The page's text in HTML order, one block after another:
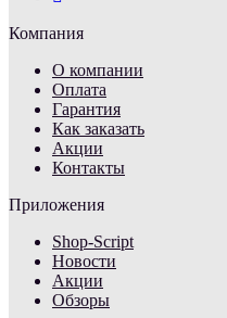
Компания
О компании
Оплата
Гарантия
Как заказать
Акции
Контакты
Приложения
Shop-Script
Новости
Акции
Обзоры